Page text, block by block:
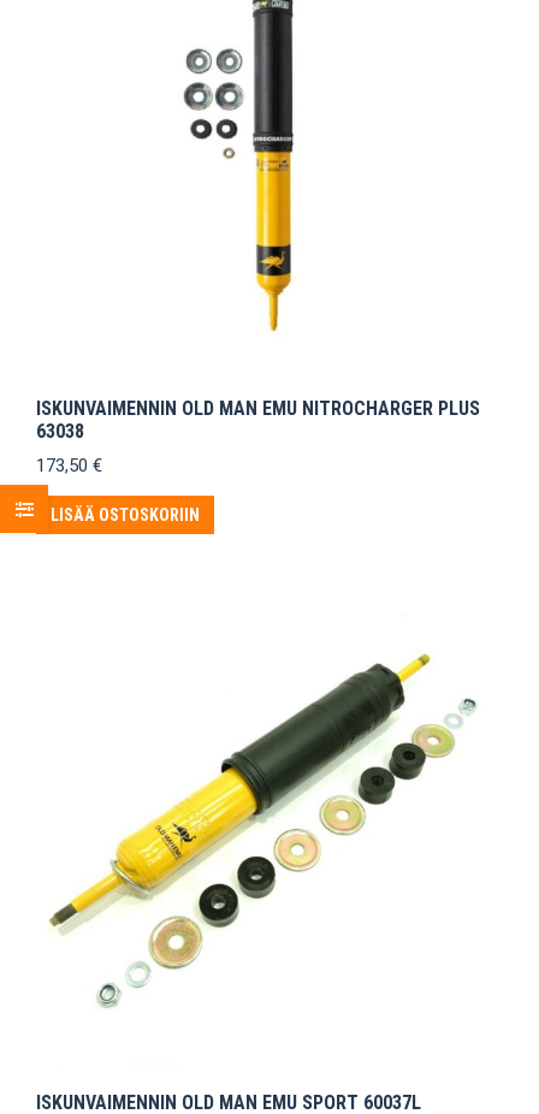
ISKUNVAIMENNIN OLD MAN EMU NITROCHARGER PLUS
63038
173,50 €
LISÄÄ OSTOSKORIIN
ISKUNVAIMENNIN OLD MAN EMU SPORT 60037L